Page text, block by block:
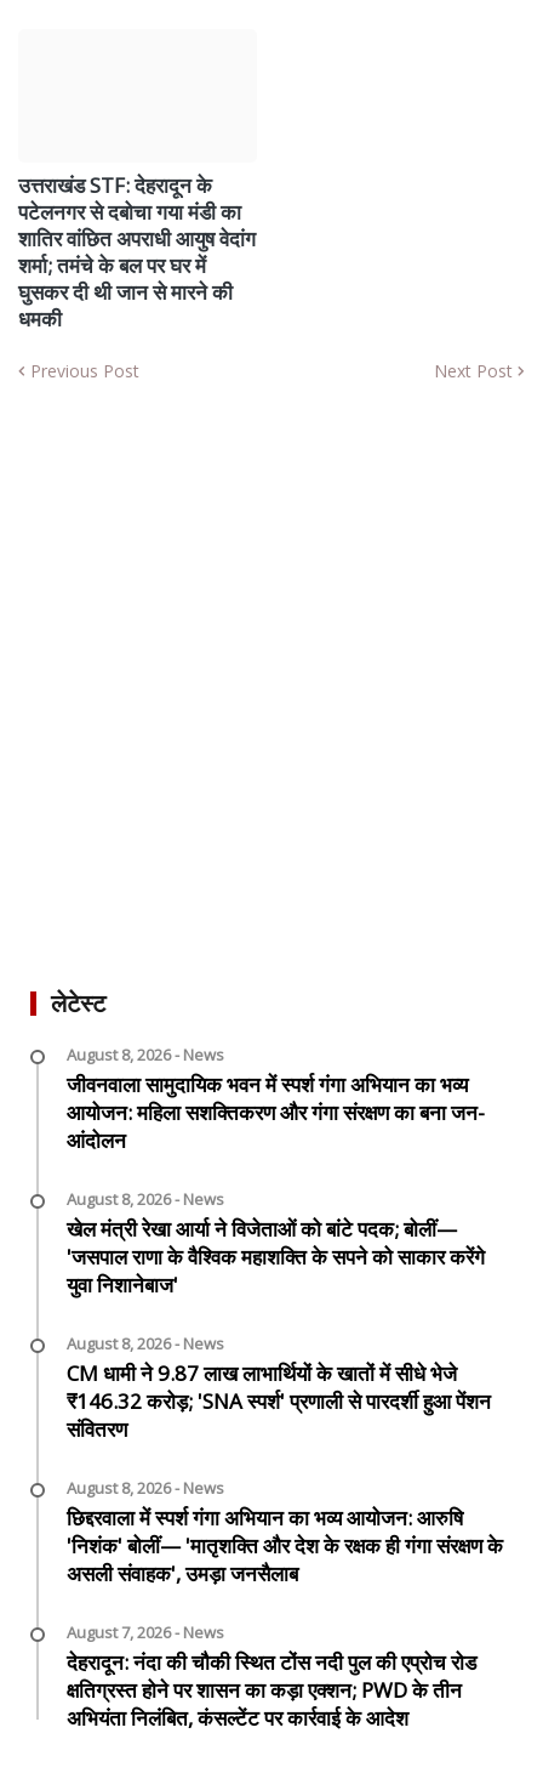
उत्तराखंड STF: देहरादून के
पटेलनगर से दबोचा गया मंडी का
शातिर वांछित अपराधी आयुष वेदांग
शर्मा; तमंचे के बल पर घर में
घुसकर दी थी जान से मारने की
धमकी
Previous Post Next Post
लेटेस्ट
August 8, 2026 - News
जीवनवाला सामुदायिक भवन में स्पर्श गंगा अभियान का भव्य
आयोजन: महिला सशक्तिकरण और गंगा संरक्षण का बना जन-
आंदोलन
August 8, 2026 - News
खेल मंत्री रेखा आर्या ने विजेताओं को बांटे पदक; बोलीं—
'जसपाल राणा के वैश्विक महाशक्ति के सपने को साकार करेंगे
युवा निशानेबाज'
August 8, 2026 - News
CM धामी ने 9.87 लाख लाभार्थियों के खातों में सीधे भेजे
₹146.32 करोड़; 'SNA स्पर्श' प्रणाली से पारदर्शी हुआ पेंशन
संवितरण
August 8, 2026 - News
छिद्दरवाला में स्पर्श गंगा अभियान का भव्य आयोजन: आरुषि
'निशंक' बोलीं— 'मातृशक्ति और देश के रक्षक ही गंगा संरक्षण के
असली संवाहक', उमड़ा जनसैलाब
August 7, 2026 - News
देहरादून: नंदा की चौकी स्थित टोंस नदी पुल की एप्रोच रोड
क्षतिग्रस्त होने पर शासन का कड़ा एक्शन; PWD के तीन
अभियंता निलंबित, कंसल्टेंट पर कार्रवाई के आदेश